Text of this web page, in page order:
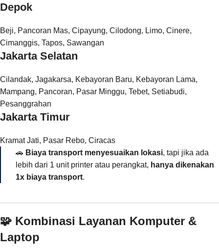
Depok
Beji, Pancoran Mas, Cipayung, Cilodong, Limo, Cinere,
Cimanggis, Tapos, Sawangan
Jakarta Selatan
Cilandak, Jagakarsa, Kebayoran Baru, Kebayoran Lama,
Mampang, Pancoran, Pasar Minggu, Tebet, Setiabudi,
Pesanggrahan
Jakarta Timur
Kramat Jati, Pasar Rebo, Ciracas
🚗 Biaya transport menyesuaikan lokasi, tapi jika ada
lebih dari 1 unit printer atau perangkat, hanya dikenakan
1x biaya transport.
🧩 Kombinasi Layanan Komputer &
Laptop